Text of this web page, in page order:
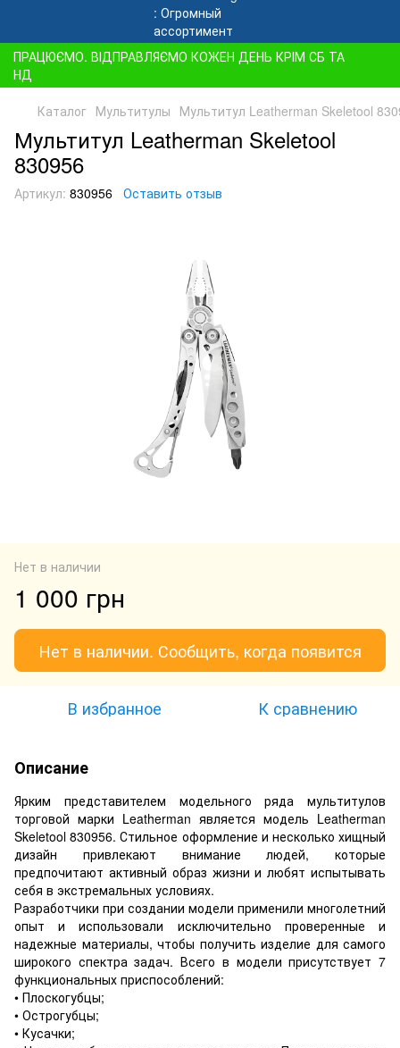
ПРАЦЮЄМО. ВІДПРАВЛЯЄМО КОЖЕН ДЕНЬ КРІМ СБ ТА
НД
Каталог Мультитулы Мультитул Leatherman Skeletool
Мультитул Leatherman Skeletool
830956
Артикул: 830956 Оставить отзыв
Нет в наличии
1 000 грн
Нет в наличии. Сообщить, когда появится
В избранное К сравнению
Описание
Ярким представителем модельного ряда мультитулов
торговой марки Leatherman является модель Leatherman
Skeletool 830956. Стильное оформление и несколько хищный
дизайн привлекают внимание людей, которые
предпочитают активный образ жизни и любят испытывать
себя в экстремальных условиях.
Разработчики при создании модели применили многолетний
опыт и использовали исключительно проверенные и
надежные материалы, чтобы получить изделие для самого
широкого спектра задач. Всего в модели присутствует 7
функциональных приспособлений:
• Плоскогубцы;
• Острогубцы;
• Кусачки;